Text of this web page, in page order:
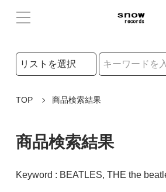
検索リストの選択
TOP 商品検索結果
商品検索結果
Keyword : BEATLES, THE the